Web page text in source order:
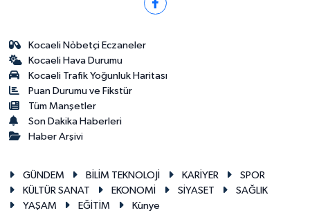
Kocaeli Nöbetçi Eczaneler
Kocaeli Hava Durumu
Kocaeli Trafik Yoğunluk Haritası
Puan Durumu ve Fikstür
Tüm Manşetler
Son Dakika Haberleri
Haber Arşivi
GÜNDEM BİLİM TEKNOLOJİ KARİYER
SPOR
KÜLTÜR SANAT
EKONOMİ SİYASET
SAĞLIK
YAŞAM
EĞİTİM Künye